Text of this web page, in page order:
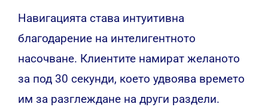
Навигацията става интуитивна
благодарение на интелигентното
насочване. Клиентите намират желаното
за под 30 секунди, което удвоява времето
им за разглеждане на други раздели.